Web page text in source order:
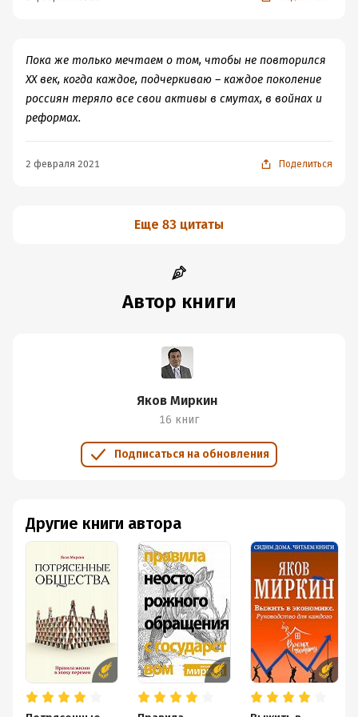
Пока же только мечтаем о том, чтобы не повторился
XX век, когда каждое, подчеркиваю – каждое поколение
россиян теряло все свои активы в смутах, в войнах и
реформах.
2 февраля 2021 Поделиться
Еще 83 цитаты
Автор книги
Яков Миркин
16 книг
Подписаться на обновления
Другие книги автора